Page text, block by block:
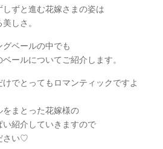
ずと進む花嫁さまの姿は
しさ。
ベールの中でも
ールについてご紹介します。
でとってもロマンティックですよ
まとった花嫁様の
い紹介していきますので
さい♡